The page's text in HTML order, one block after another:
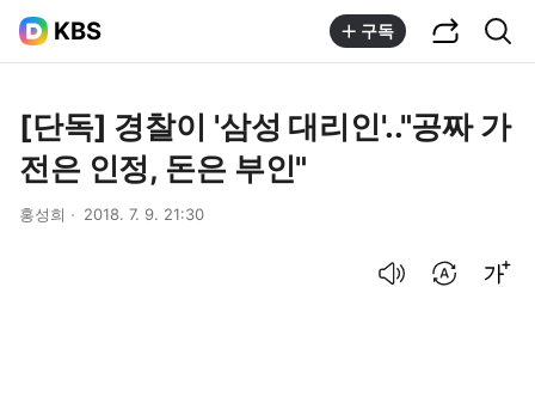
KBS 구독
[단독] 경찰이 '삼성 대리인'.."공짜 가
전은 인정, 돈은 부인"
홍성희 2018. 7. 9. 21:30